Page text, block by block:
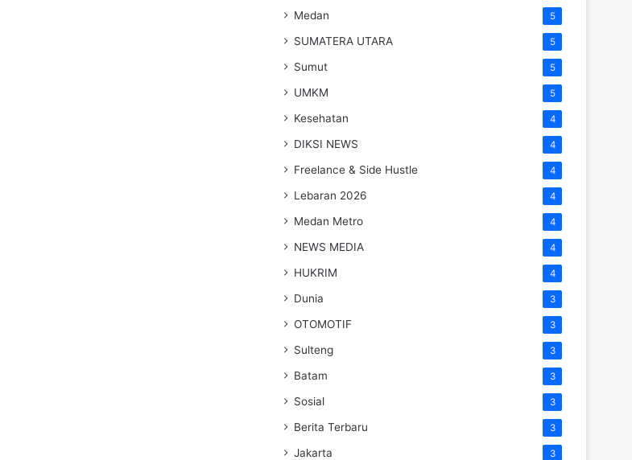
Medan 5
SUMATERA UTARA 5
Sumut 5
UMKM 5
Kesehatan 4
DIKSI NEWS 4
Freelance & Side Hustle 4
Lebaran 2026 4
Medan Metro 4
NEWS MEDIA 4
HUKRIM 4
Dunia 3
OTOMOTIF 3
Sulteng 3
Batam 3
Sosial 3
Berita Terbaru 3
Jakarta 3